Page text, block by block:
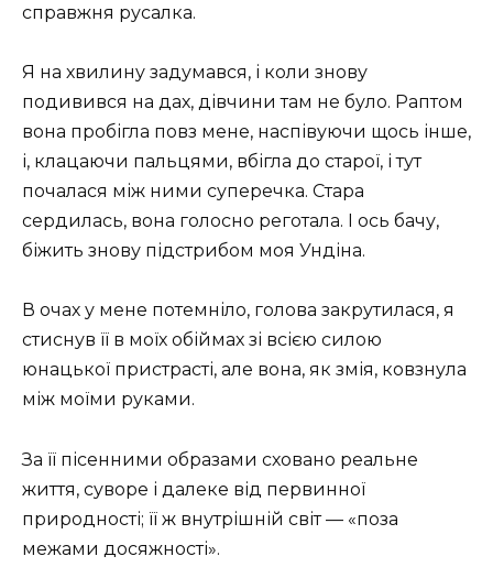
справжня русалка.
Я на хвилину задумався, і коли знову
подивився на дах, дівчини там не було. Раптом
вона пробігла повз мене, наспівуючи щось інше,
і, клацаючи пальцями, вбігла до старої, і тут
почалася між ними суперечка. Стара
сердилась, вона голосно реготала. І ось бачу,
біжить знову підстрибом моя Ундіна.
В очах у мене потемніло, голова закрутилася, я
стиснув її в моїх обіймах зі всією силою
юнацької пристрасті, але вона, як змія, ковзнула
між моїми руками.
За її пісенними образами сховано реальне
життя, суворе і далеке від первинної
природності; її ж внутрішній світ — «поза
межами досяжності».